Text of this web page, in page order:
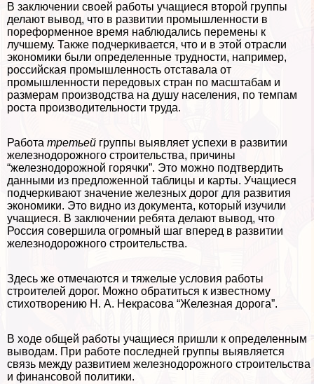
В заключении своей работы учащиеся второй группы
делают вывод, что в развитии промышленности в
пореформенное время наблюдались перемены к
лучшему. Также подчеркивается, что и в этой отрасли
экономики были определенные трудности, например,
российская промышленность отставала от
промышленности передовых стран по масштабам и
размерам производства на душу населения, по темпам
роста производительности труда.
Работа третьей группы выявляет успехи в развитии
железнодорожного строительства, причины
“железнодорожной горячки”. Это можно подтвердить
данными из предложенной таблицы и карты. Учащиеся
подчеркивают значение железных дорог для развития
экономики. Это видно из документа, который изучили
учащиеся. В заключении ребята делают вывод, что
Россия совершила огромный шаг вперед в развитии
железнодорожного строительства.
Здесь же отмечаются и тяжелые условия работы
строителей дорог. Можно обратиться к известному
стихотворению Н. А. Некрасова “Железная дорога”.
В ходе общей работы учащиеся пришли к определенным
выводам. При работе последней группы выявляется
связь между развитием железнодорожного строительства
и финансовой политики.